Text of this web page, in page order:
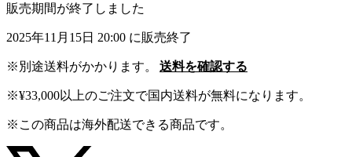
販売期間が終了しました
2025年11月15日 20:00 に販売終了
※別途送料がかかります。 送料を確認する
※¥33,000以上のご注文で国内送料が無料になります。
※この商品は海外配送できる商品です。